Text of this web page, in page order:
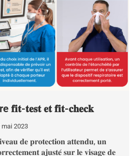
𝐭𝐞𝐬𝐭 𝐞𝐭 𝐟𝐢𝐭-𝐜𝐡𝐞𝐜𝐤
mai 2023
𝐝𝐞 𝐩𝐫𝐨𝐭𝐞𝐜𝐭𝐢𝐨𝐧 𝐚𝐭𝐭𝐞𝐧𝐝𝐮, 𝐮𝐧
𝐚𝐣𝐮𝐬𝐭𝐞́ 𝐬𝐮𝐫 𝐥𝐞 𝐯𝐢𝐬𝐚𝐠𝐞 𝐝𝐞